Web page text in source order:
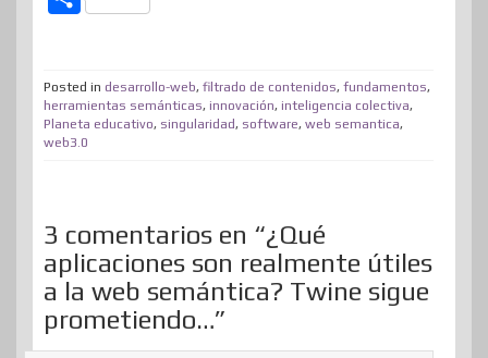
t
e
r
c
b
o
e
d
e
r
a
m
o
d
i
t
s
A
p
a
i
r
Posted in desarrollo-web, filtrado de contenidos, fundamentos,
herramientas semánticas, innovación, inteligencia colectiva,
Planeta educativo, singularidad, software, web semantica,
web3.0
3 comentarios en “¿Qué
aplicaciones son realmente útiles
a la web semántica? Twine sigue
prometiendo…”